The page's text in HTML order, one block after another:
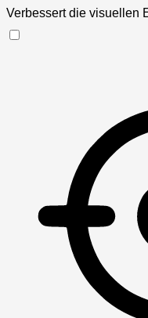
Verbessert die visuellen